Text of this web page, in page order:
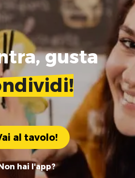
gusta
al tavolo!
hai l'app?